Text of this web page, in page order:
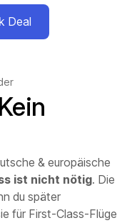
Deal
& europäische
ist nicht nötig. Die
du später
für First-Class-Flüge